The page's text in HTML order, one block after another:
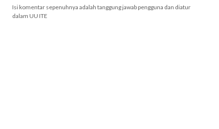
Isi komentar sepenuhnya adalah tanggung jawab pengguna dan diatur
dalam UU ITE